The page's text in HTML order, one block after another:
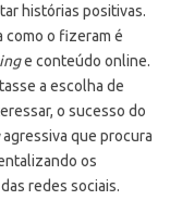
histórias positivas.
como o fizeram é
e conteúdo online.
a escolha de
o sucesso do
agressiva que procura
os
redes sociais.